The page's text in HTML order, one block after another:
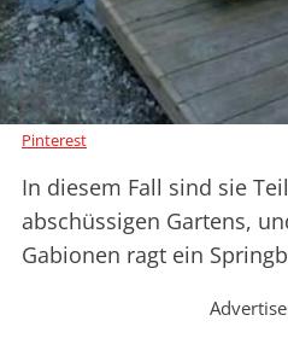
Pinterest
In diesem Fall sind sie
abschüssigen Gartens,
Gabionen ragt ein